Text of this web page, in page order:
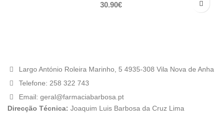
30.90€
Largo António Roleira Marinho, 5 4935-308 Vila Nova de Anha
Telefone: 258 322 743
Email: geral@farmaciabarbosa.pt
Direcção Técnica: Joaquim Luis Barbosa da Cruz Lima